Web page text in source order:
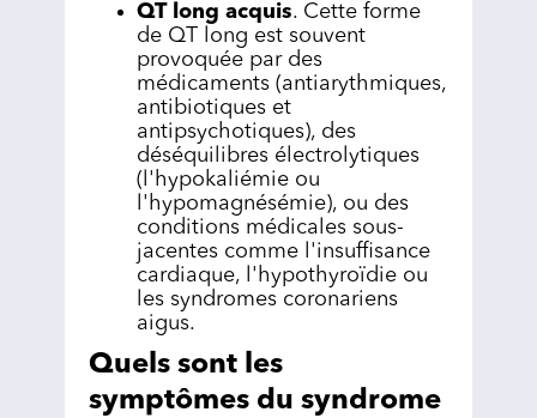
QT long acquis. Cette forme
de QT long est souvent
provoquée par des
médicaments (antiarythmiques,
antibiotiques et
antipsychotiques), des
déséquilibres électrolytiques
(l'hypokaliémie ou
l'hypomagnésémie), ou des
conditions médicales sous-
jacentes comme l'insuffisance
cardiaque, l'hypothyroïdie ou
les syndromes coronariens
aigus.
Quels sont les
symptômes du syndrome